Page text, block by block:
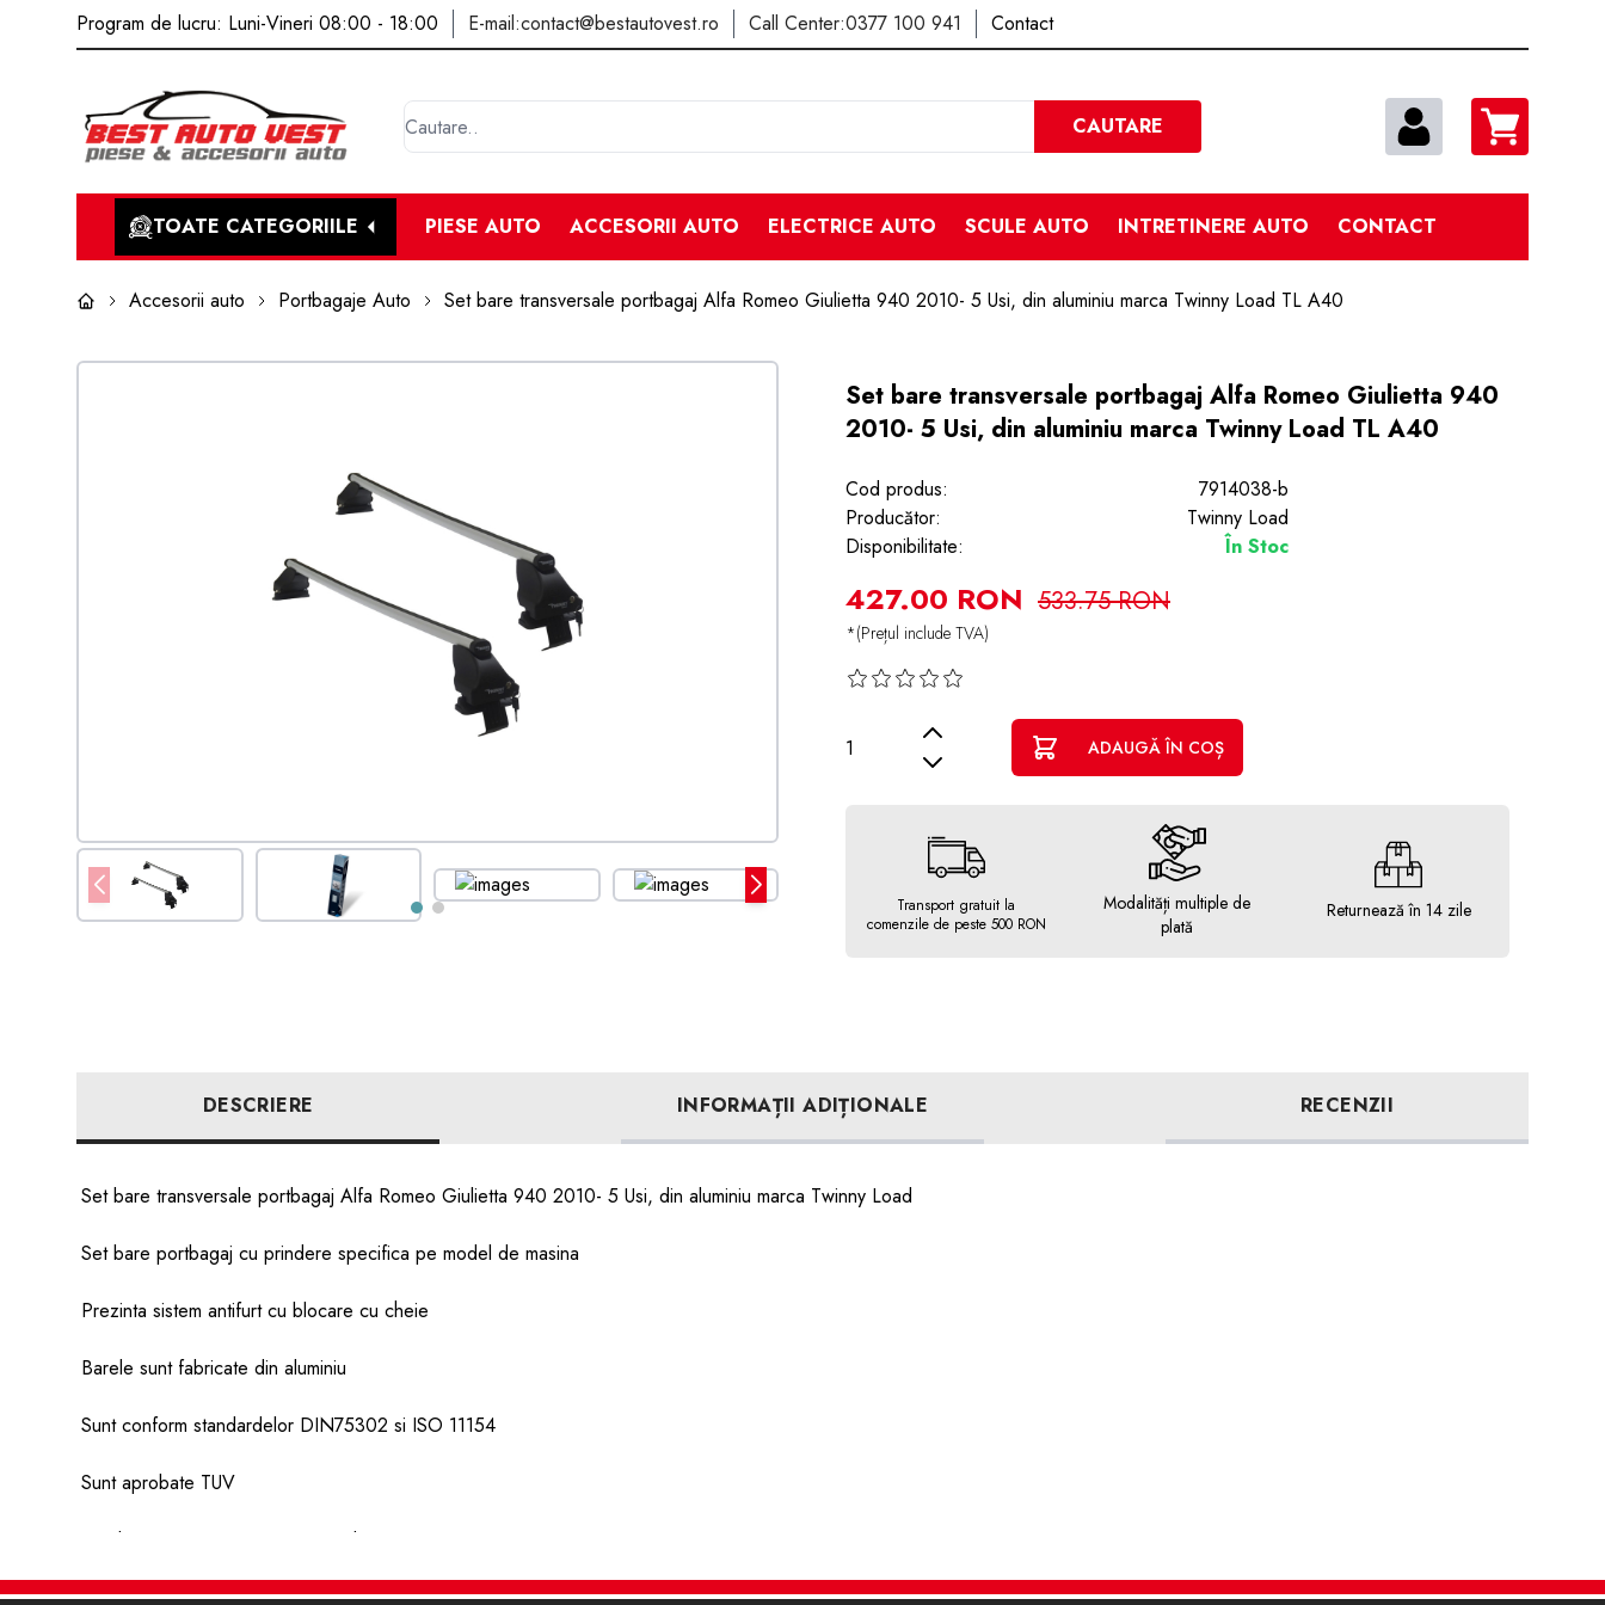
Program de lucru: Luni-Vineri 08:00 - 18:00 E-mail:contact@bestautovest.ro Call Center:0377 100 941 Contact
Cautare
CAUTARE
TOATE CATEGORIILE PIESE AUTO ACCESORII AUTO ELECTRICE AUTO SCULE AUTO INTRETINERE AUTO CONTACT
Accesorii auto Portbagaje Auto Set bare transversale portbagaj Alfa Romeo Giulietta 940 2010- 5 Usi, din aluminiu marca Twinny Load TL A40
Set bare transversale portbagaj Alfa Romeo Giulietta 940
2010- 5 Usi, din aluminiu marca Twinny Load TL A40
Cod produs:
7914038-b
Producător:
Twinny Load
Disponibilitate:
În Stoc
427.00 RON 533.75 RON
*(Prețul include TVA)
ADAUGĂ ÎN COȘ
Transport gratuit la
comenzile de peste 500 RON
Modalități multiple de
plată
Returnează în 14 zile
DESCRIERE INFORMAȚII ADIȚIONALE RECENZII
Set bare transversale portbagaj Alfa Romeo Giulietta 940 2010- 5 Usi, din aluminiu marca Twinny Load
Set bare portbagaj cu prindere specifica pe model de masina
Prezinta sistem antifurt cu blocare cu cheie
Barele sunt fabricate din aluminiu
Sunt conform standardelor DIN75302 si ISO 11154
Sunt aprobate TUV
Instalarea este una usoara si rapida.
Setul de bare este compus din: 2 bare aluminiu , sistemul de fixare , sistemul antifurt si instructiuni montaj.